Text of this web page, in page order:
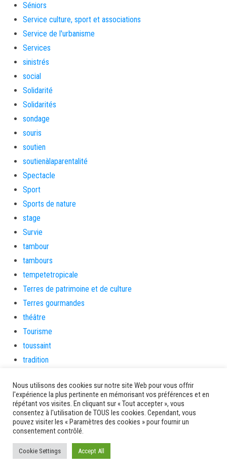
Séniors
Service culture, sport et associations
Service de l'urbanisme
Services
sinistrés
social
Solidarité
Solidarités
sondage
souris
soutien
soutienàlaparentalité
Spectacle
Sport
Sports de nature
stage
Survie
tambour
tambours
tempetetropicale
Terres de patrimoine et de culture
Terres gourmandes
théâtre
Tourisme
toussaint
tradition
Transport et routes
Travail
Travaux
Travaux THD
travaux utiles
TSUNAMI
Nous utilisons des cookies sur notre site Web pour vous offrir
l'expérience la plus pertinente en mémorisant vos préférences et en
répétant vos visites. En cliquant sur « Tout accepter », vous
consentez à l'utilisation de TOUS les cookies. Cependant, vous
pouvez visiter les « Paramètres des cookies » pour fournir un
consentement contrôlé.
Cookie Settings Accept All